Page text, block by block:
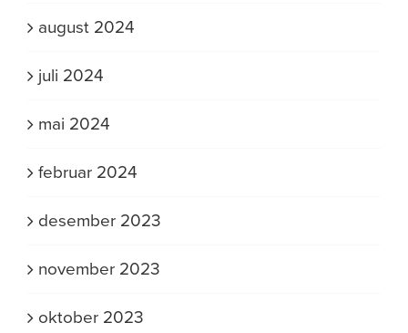
august 2024
juli 2024
mai 2024
februar 2024
desember 2023
november 2023
oktober 2023